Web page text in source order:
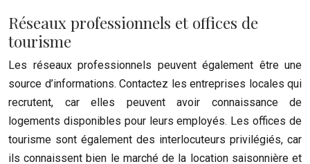
Réseaux professionnels et offices de
tourisme
Les réseaux professionnels peuvent également être une
source d’informations. Contactez les entreprises locales qui
recrutent, car elles peuvent avoir connaissance de
logements disponibles pour leurs employés. Les offices de
tourisme sont également des interlocuteurs privilégiés, car
ils connaissent bien le marché de la location saisonnière et